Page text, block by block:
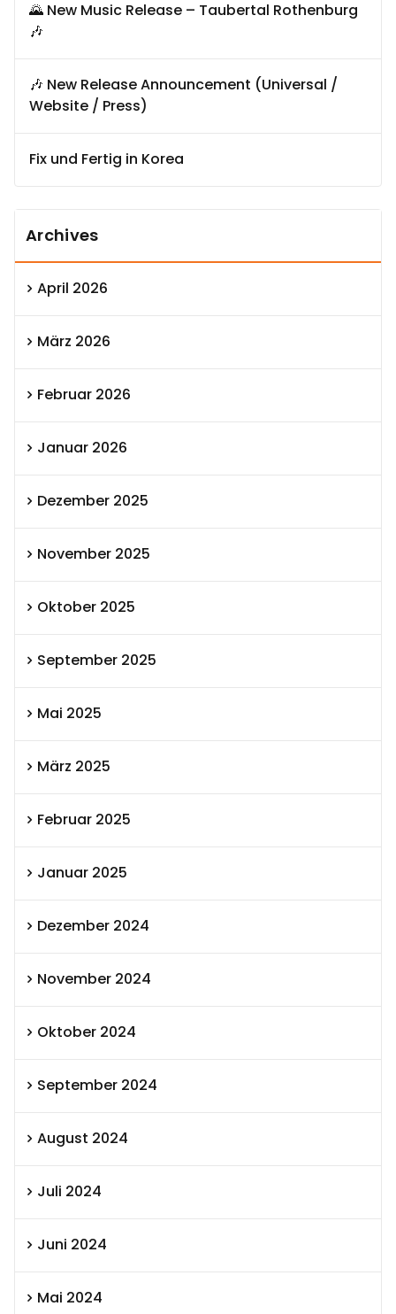
🌄 New Music Release – Taubertal Rothenburg
🎶
🎶 New Release Announcement (Universal /
Website / Press)
Fix und Fertig in Korea
Archives
April 2026
März 2026
Februar 2026
Januar 2026
Dezember 2025
November 2025
Oktober 2025
September 2025
Mai 2025
März 2025
Februar 2025
Januar 2025
Dezember 2024
November 2024
Oktober 2024
September 2024
August 2024
Juli 2024
Juni 2024
Mai 2024